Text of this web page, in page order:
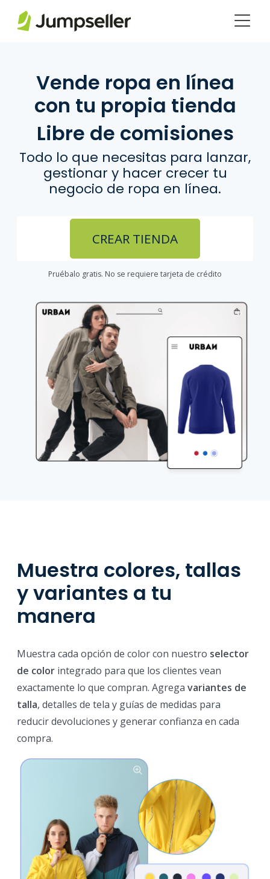
Vende ropa en línea
con tu propia tienda
Libre de comisiones
Todo lo que necesitas para lanzar,
gestionar y hacer crecer tu
negocio de ropa en línea.
CREAR TIENDA
Pruébalo gratis. No se requiere tarjeta de crédito
Muestra colores, tallas
y variantes a tu
manera
Muestra cada opción de color con nuestro selector
de color integrado para que los clientes vean
exactamente lo que compran. Agrega variantes de
talla, detalles de tela y guías de medidas para
reducir devoluciones y generar confianza en cada
compra.